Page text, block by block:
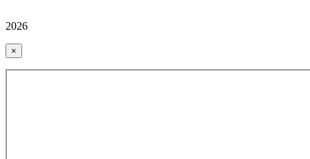
2026
×